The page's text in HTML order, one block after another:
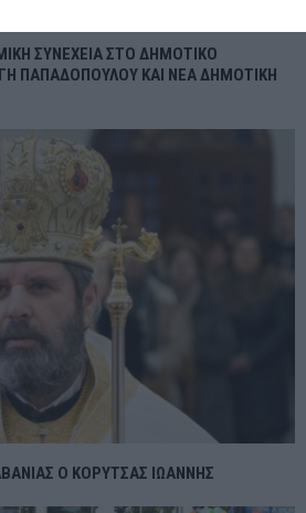
ΣΥΝΕΧΕΙΑ ΣΤΟ ΔΗΜΟΤΙΚΟ
ΠΑΠΑΔΟΠΟΥΛΟΥ ΚΑΙ ΝΕΑ ΔΗΜΟΤΙΚΗ
Ο ΚΟΡΥΤΣΑΣ ΙΩΑΝΝΗΣ